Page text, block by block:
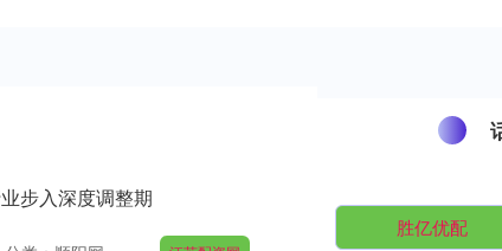
步入深度调整期
胜亿优配